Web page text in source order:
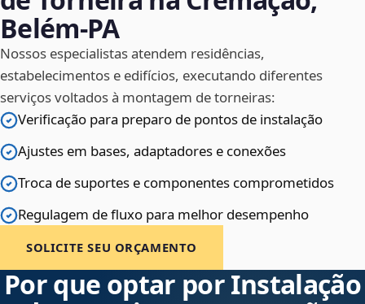
Belém‑PA
Nossos especialistas atendem residências,
estabelecimentos e edifícios, executando diferentes
serviços voltados à montagem de torneiras:
Verificação para preparo de pontos de instalação
Ajustes em bases, adaptadores e conexões
Troca de suportes e componentes comprometidos
Regulagem de fluxo para melhor desempenho
SOLICITE SEU ORÇAMENTO
Por que optar por Instalação